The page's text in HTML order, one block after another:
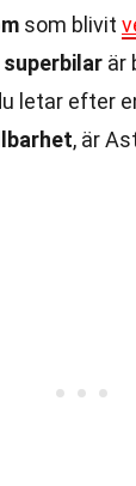
som blivit
superbilar är
letar efter
, är